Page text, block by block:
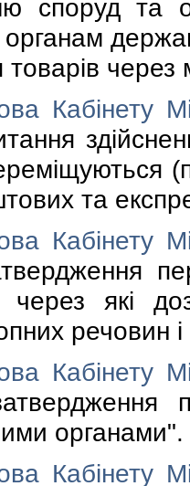
споруд та
через
Кабiнету
та
Кабiнету
через якi
речовин
Кабiнету
органами".
Кабiнету